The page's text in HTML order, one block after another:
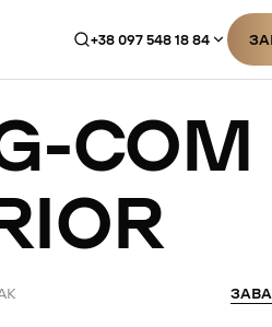
+38 097 548 18 84
COM